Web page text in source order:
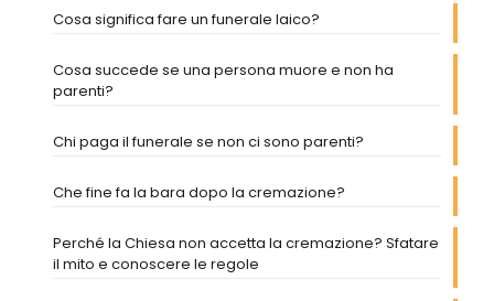
Cosa significa fare un funerale laico?
Cosa succede se una persona muore e non ha
parenti?
Chi paga il funerale se non ci sono parenti?
Che fine fa la bara dopo la cremazione?
Perché la Chiesa non accetta la cremazione? Sfatare
il mito e conoscere le regole